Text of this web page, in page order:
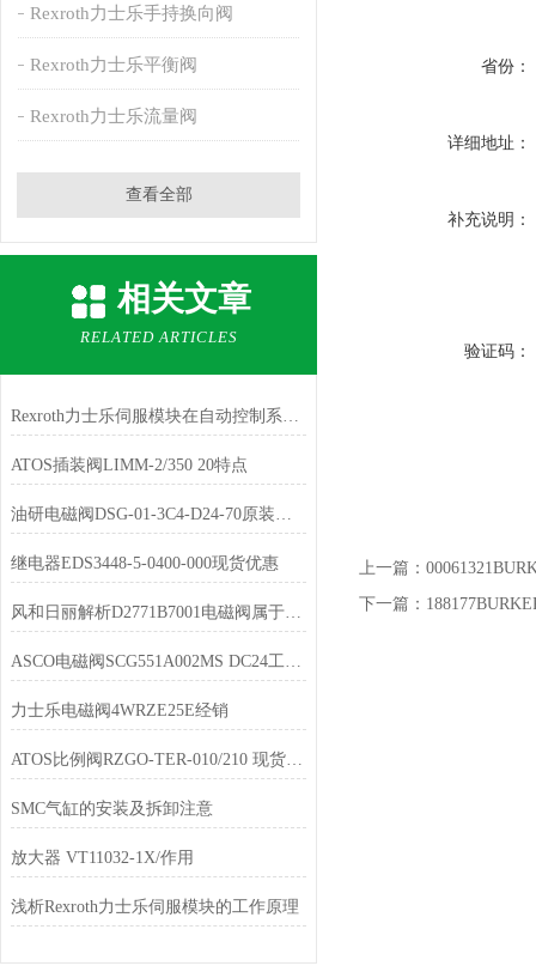
Rexroth力士乐手持换向阀
Rexroth力士乐平衡阀
Rexroth力士乐流量阀
查看全部
相关文章
RELATED ARTICLES
Rexroth力士乐伺服模块在自动控制系统中扮演着重要角色
ATOS插装阀LIMM-2/350 20特点
油研电磁阀DSG-01-3C4-D24-70原装现货
继电器EDS3448-5-0400-000现货优惠
风和日丽解析D2771B7001电磁阀属于先导控制的阀门
ASCO电磁阀SCG551A002MS DC24工作说明
力士乐电磁阀4WRZE25E经销
ATOS比例阀RZGO-TER-010/210 现货库存
SMC气缸的安装及拆卸注意
放大器 VT11032-1X/作用
浅析Rexroth力士乐伺服模块的工作原理
省份：
详细地址：
补充说明：
验证码：
上一篇：
下一篇：